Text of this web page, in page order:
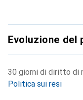
Evoluzione del
30 giorni di diritto di
Politica sui resi